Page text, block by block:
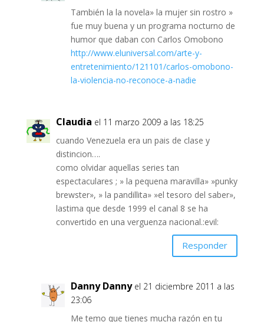
También la la novela» la mujer sin rostro »
fue muy buena y un programa nocturno de
humor que daban con Carlos Omobono
http://www.eluniversal.com/arte-y-
entretenimiento/121101/carlos-omobono-
la-violencia-no-reconoce-a-nadie
Claudia el 11 marzo 2009 a las 18:25
cuando Venezuela era un pais de clase y
distincion….
como olvidar aquellas series tan
espectaculares ; » la pequena maravilla» »punky
brewster», » la pandillita» »el tesoro del saber»,
lastima que desde 1999 el canal 8 se ha
convertido en una verguenza nacional.:evil:
Responder
Danny Danny el 21 diciembre 2011 a las
23:06
Me temo que tienes mucha razón en tu